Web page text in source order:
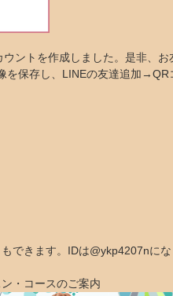
ントを作成しました。是非、お
を保存し、LINEの友達追加
できます。IDは@ykp4207nにな
・コースのご案内